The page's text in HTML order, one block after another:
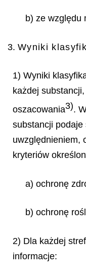
b) ze względu
3. Wyniki
1) Wyniki
każdej
oszacowania3).
substancji
uwzględnieniem,
kryteriów
a) ochronę
b) ochronę
2) Dla każdej
informacje: